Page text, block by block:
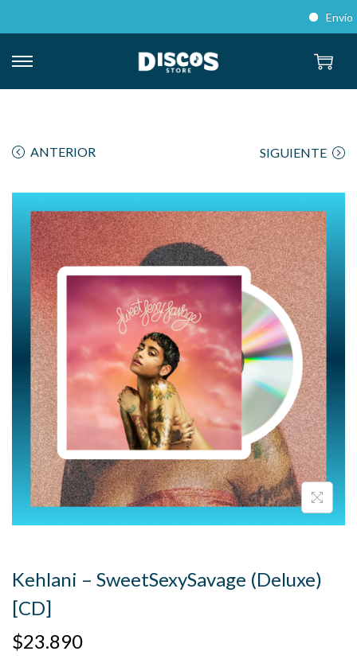
Envíos a
ANTERIOR SIGUIENTE
Kehlani – SweetSexySavage (Deluxe)
[CD]
$23.890